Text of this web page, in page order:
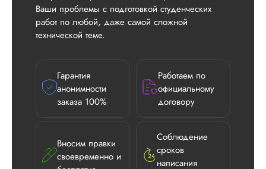
Ваши проблемы с подготовкой студенческих
работ по любой, даже самой сложной
технической теме.
Гарантия
анонимности
заказа 100%
Работаем по
официальному
договору
Вносим правки
своевременно и
Соблюдение
сроков
написания